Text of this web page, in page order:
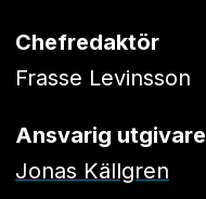
Chefredaktör
Frasse Levinsson
Ansvarig utgivare
Jonas Källgren